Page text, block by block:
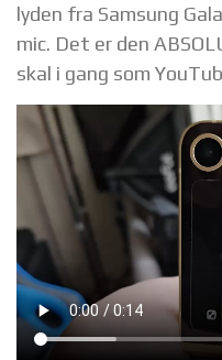
lyden fra Samsung
mic. Det er den
skal i gang som